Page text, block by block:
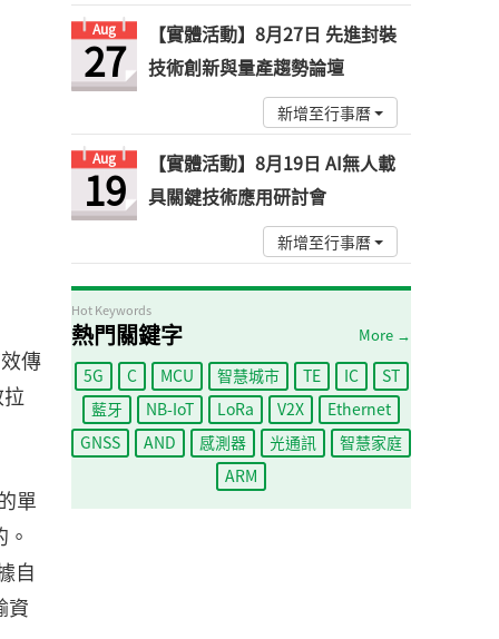
傳
單
自
資
Aug
27
【實體活動】8月27日 先進封裝
技術創新與量產趨勢論壇
新增至行事曆
Aug
19
【實體活動】8月19日 AI無人載
具關鍵技術應用研討會
新增至行事曆
Hot Keywords
熱門關鍵字 More →
5G C MCU 智慧城市 TE IC
ST
藍牙
NB-IoT LoRa V2X
Ethernet
GNSS
AND 感測器 光通訊
智慧家庭
ARM